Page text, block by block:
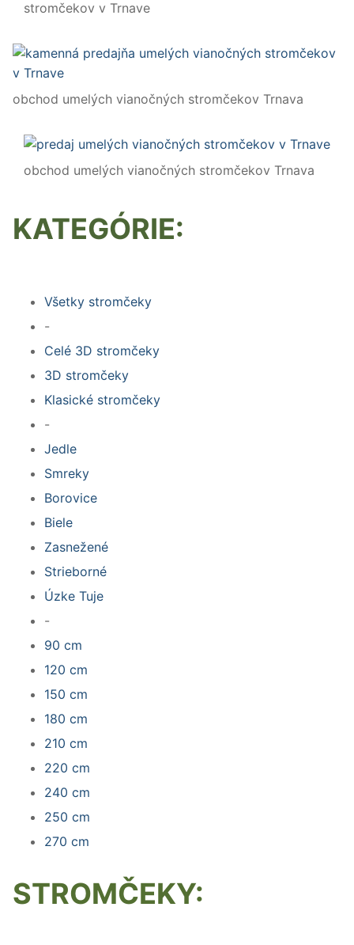
stromčekov v Trnave
obchod umelých vianočných stromčekov Trnava
obchod umelých vianočných stromčekov Trnava
KATEGÓRIE:
Všetky stromčeky
-
Celé 3D stromčeky
3D stromčeky
Klasické stromčeky
-
Jedle
Smreky
Borovice
Biele
Zasnežené
Strieborné
Úzke Tuje
-
90 cm
120 cm
150 cm
180 cm
210 cm
220 cm
240 cm
250 cm
270 cm
STROMČEKY: